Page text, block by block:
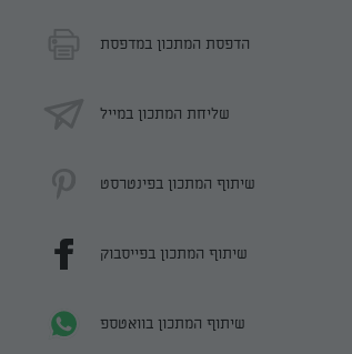
הדפסת המתכון במדפסת
שליחת המתכון במייל
שיתוף המתכון בפינטרסט
שיתוף המתכון בפייסבוק
שיתוף המתכון בוואטספ